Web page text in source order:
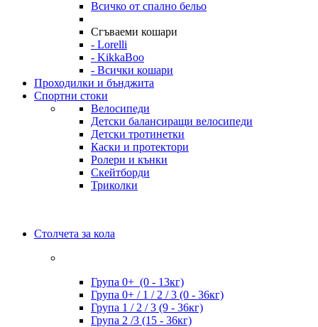
Всичко от спално бельо
Сгъваеми кошари
- Lorelli
- KikkaBoo
- Всички кошари
Проходилки и бънджита
Спортни стоки
Велосипеди
Детски балансиращи велосипеди
Детски тротинетки
Каски и протектори
Ролери и кънки
Скейтборди
Триколки
Столчета за кола
Група 0+ (0 - 13кг)
Група 0+ / 1 / 2 / 3 (0 - 36кг)
Група 1 / 2 / 3 (9 - 36кг)
Група 2 /3 (15 - 36кг)